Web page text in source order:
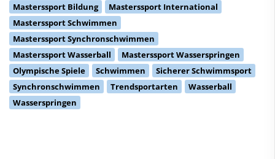
Masterssport Bildung
Masterssport International
Masterssport Schwimmen
Masterssport Synchronschwimmen
Masterssport Wasserball
Masterssport Wasserspringen
Olympische Spiele
Schwimmen
Sicherer Schwimmsport
Synchronschwimmen
Trendsportarten
Wasserball
Wasserspringen